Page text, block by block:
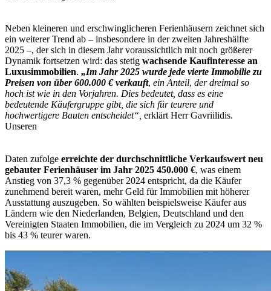
Neben kleineren und erschwinglicheren Ferienhäusern zeichnet sich
ein weiterer Trend ab – insbesondere in der zweiten Jahreshälfte
2025 –, der sich in diesem Jahr voraussichtlich mit noch größerer
Dynamik fortsetzen wird: das stetig wachsende Kaufinteresse an
Luxusimmobilien. „Im Jahr 2025 wurde jede vierte Immobilie zu
Preisen von über 600.000 € verkauft, ein Anteil, der dreimal so
hoch ist wie in den Vorjahren. Dies bedeutet, dass es eine
bedeutende Käufergruppe gibt, die sich für teurere und
hochwertigere Bauten entscheidet“, erklärt Herr Gavriilidis.
Unseren
Daten zufolge erreichte der durchschnittliche Verkaufswert neu
gebauter Ferienhäuser im Jahr 2025 450.000 €, was einem
Anstieg von 37,3 % gegenüber 2024 entspricht, da die Käufer
zunehmend bereit waren, mehr Geld für Immobilien mit höherer
Ausstattung auszugeben. So wählten beispielsweise Käufer aus
Ländern wie den Niederlanden, Belgien, Deutschland und den
Vereinigten Staaten Immobilien, die im Vergleich zu 2024 um 32 %
bis 43 % teurer waren.